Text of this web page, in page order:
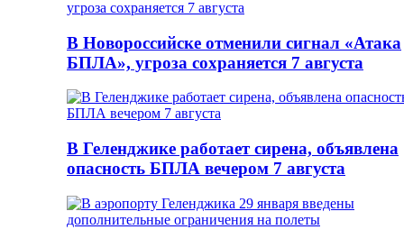
В Новороссийске отменили сигнал «Атака
БПЛА», угроза сохраняется 7 августа
В Геленджике работает сирена, объявлена
опасность БПЛА вечером 7 августа